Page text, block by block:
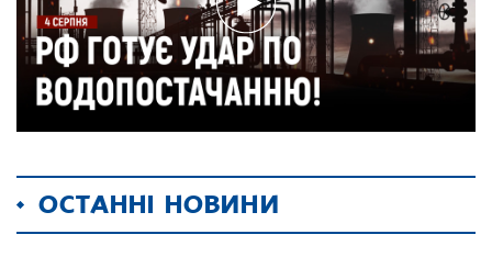
ОСТАННІ НОВИНИ